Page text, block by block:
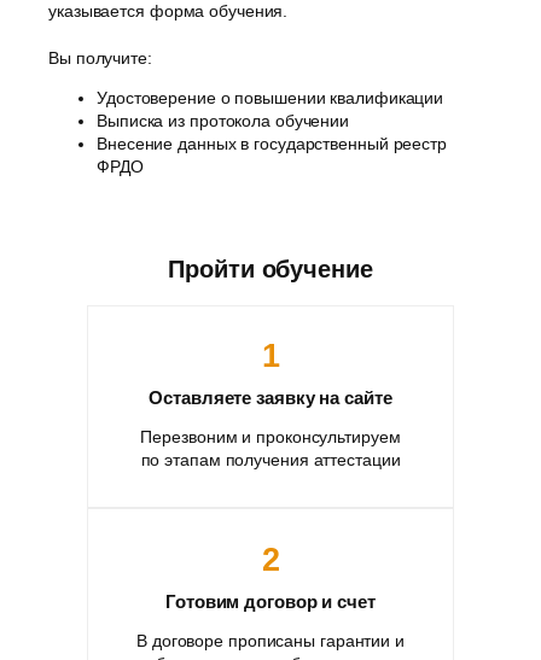
указывается форма обучения.
Вы получите:
Удостоверение о повышении квалификации
Выписка из протокола обучении
Внесение данных в государственный реестр
ФРДО
Пройти обучение
1
Оставляете заявку на сайте
Перезвоним и проконсультируем
по этапам получения аттестации
2
Готовим договор и счет
В договоре прописаны гарантии и